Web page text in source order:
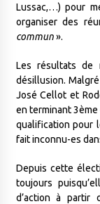
Lussac,…) pour
organiser des
commun».
Les résultats de
désillusion.
José Cellot et
en terminant
qualification pour
fait inconnu-es
Depuis cette
toujours
d’action à partir